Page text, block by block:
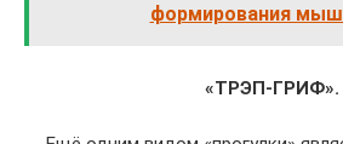
формирования
«ТРЭП-ГРИФ».